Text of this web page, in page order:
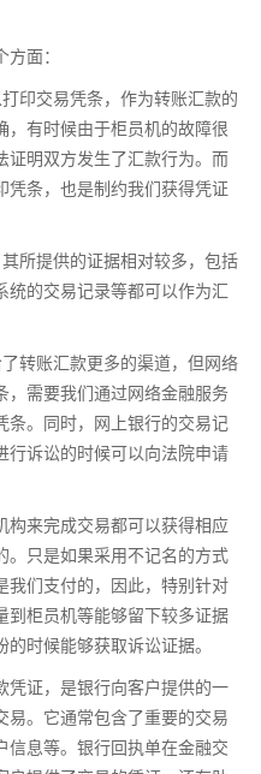
面：
印交易凭条，作为转账汇款的
，有时候由于柜员机的故障很
证明双方发生了汇款行为。而
条，也是制约我们获得凭证
所提供的证据相对较多，包括
的交易记录等都可以作为汇
转账汇款更多的渠道，但网络
，需要我们通过网络金融服务
条。同时，网上银行的交易记
行诉讼的时候可以向法院申请
构来完成交易都可以获得相应
。只是如果采用不记名的方式
我们支付的，因此，特别针对
到柜员机等能够留下较多证据
时候能够获取诉讼证据。
凭证，是银行向客户提供的一
。它通常包含了重要的交易
息等。银行回执单在金融交